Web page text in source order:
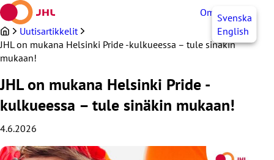
Siirry
sisältöön
OmaJHLSvenska
English
Uutisartikkelit
JHL on mukana Helsinki Pride -kulkueessa – tule sinäkin
mukaan!
JHL on mukana Helsinki Pride -
kulkueessa – tule sinäkin mukaan!
4.6.2026